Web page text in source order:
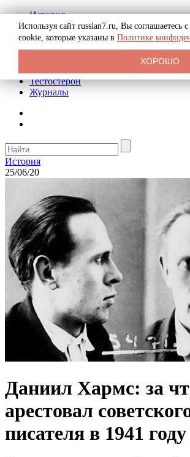
История
Биография
Криминал
Реклама на сайте
Тестостерон
Журналы
История
25/06/20
Даниил Хармс: за
арестовал
писателя в 1941 году
Используя сайт russian7.ru, Вы соглашаетесь
cookie, которые указаны в Политике
ХОРОШО